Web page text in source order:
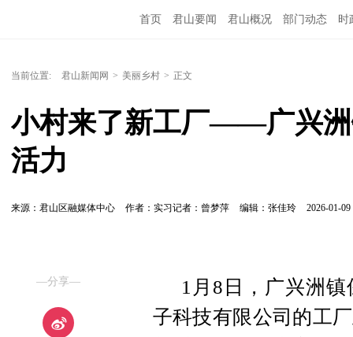
首页 君山要闻 君山概况 部门动态 时
当前位置: 君山新闻网 > 美丽乡村 > 正文
小村来了新工厂——广兴洲
活力
来源：君山区融媒体中心 作者：实习记者：曾梦萍 编辑：张佳玲 2026-01-09
—分享—
1月8日，广兴洲
子科技有限公司的工